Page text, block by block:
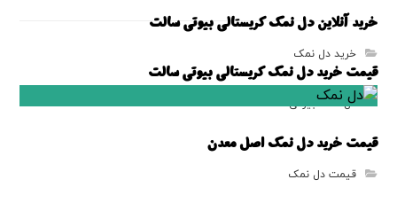
خرید آنلاین دل نمک کریستالی بیوتی سالت
خرید دل نمک
قیمت خرید دل نمک کریستالی بیوتی سالت
دل نمک بیوتی سالت
قیمت خرید دل نمک اصل معدن
قیمت دل نمک